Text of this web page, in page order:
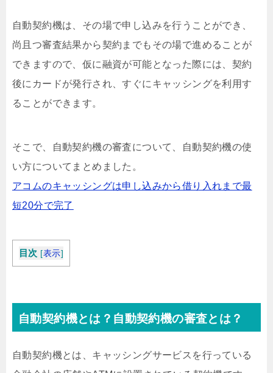
自動契約機は、その場で申し込みを行うことができ、
尚且つ審査結果から契約までもその場で進めることが
できますので、仮に融資が可能となった際には、契約
後にカードが発行され、すぐにキャッシングを利用す
ることができます。
そこで、自動契約機の審査について、自動契約機の使
い方についてまとめました。
アコムのキャッシングは申し込みから借り入れまで最
短20分で完了
目次 [表示]
自動契約機とは？自動契約機の審査とは？
自動契約機とは、キャッシングサービスを行っている